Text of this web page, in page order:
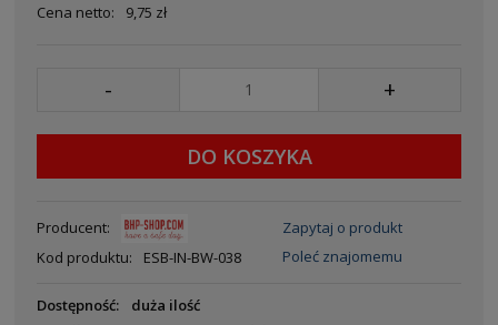
Cena netto: 9,75 zł
- +
DO KOSZYKA
Producent:
Kod produktu:
ESB-IN-BW-038
Zapytaj o produkt
Poleć znajomemu
Dostępność:
duża ilość